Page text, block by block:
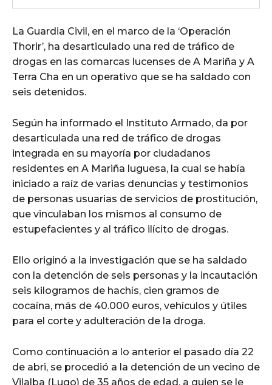
La Guardia Civil, en el marco de la ‘Operación
Thorir’, ha desarticulado una red de tráfico de
drogas en las comarcas lucenses de A Mariña y A
Terra Cha en un operativo que se ha saldado con
seis detenidos.
Según ha informado el Instituto Armado, da por
desarticulada una red de tráfico de drogas
integrada en su mayoría por ciudadanos
residentes en A Mariña luguesa, la cual se había
iniciado a raíz de varias denuncias y testimonios
de personas usuarias de servicios de prostitución,
que vinculaban los mismos al consumo de
estupefacientes y al tráfico ilícito de drogas.
Ello originó a la investigación que se ha saldado
con la detención de seis personas y la incautación
seis kilogramos de hachís, cien gramos de
cocaína, más de 40.000 euros, vehículos y útiles
para el corte y adulteración de la droga.
Como continuación a lo anterior el pasado día 22
de abri, se procedió a la detención de un vecino de
Vilalba (Lugo) de 35 años de edad, a quien se le